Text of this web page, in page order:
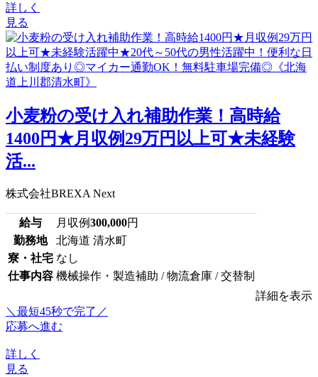
詳しく
見る
小麦粉の受け入れ補助作業！高時給
1400円★月収例29万円以上可★未経験
活...
株式会社BREXA Next
給与 月収例300,000円
勤務地
北海道 清水町
寮・社宅 なし
仕事内容 機械操作・製造補助 / 物流倉庫 / 交替制
詳細を表示
＼最短45秒で完了／
応募へ進む
詳しく
見る